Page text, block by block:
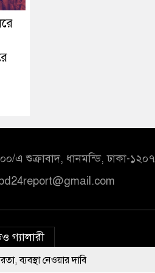
এ শুক্রাবাদ, ধানমন্ডি, ঢাকা-১২০৭
গ্যালারী
দাবি